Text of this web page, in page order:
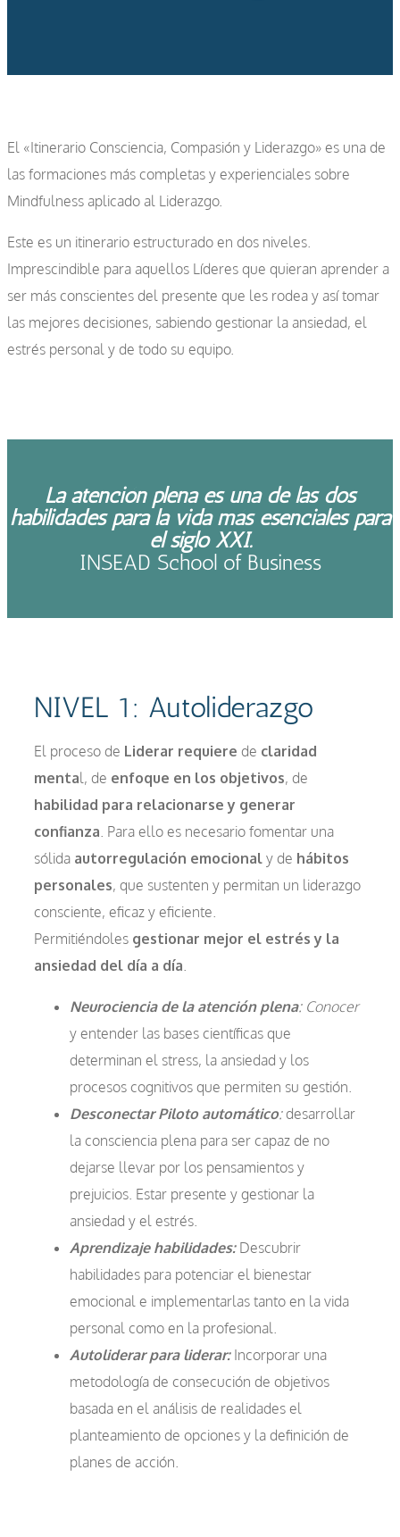
El «Itinerario Consciencia, Compasión y Liderazgo» es una de
las formaciones más completas y experienciales sobre
Mindfulness aplicado al Liderazgo.
Este es un itinerario estructurado en dos niveles.
Imprescindible para aquellos Líderes que quieran aprender a
ser más conscientes del presente que les rodea y así tomar
las mejores decisiones, sabiendo gestionar la ansiedad, el
estrés personal y de todo su equipo.
La atención plena es una de las dos
habilidades para la vida más esenciales para
el siglo XXI.
INSEAD School of Business
NIVEL 1: Autoliderazgo
El proceso de Liderar requiere de claridad
mental, de enfoque en los objetivos, de
habilidad para relacionarse y generar
confianza. Para ello es necesario fomentar una
sólida autorregulación emocional y de hábitos
personales, que sustenten y permitan un liderazgo
consciente, eficaz y eficiente.
Permitiéndoles gestionar mejor el estrés y la
ansiedad del día a día.
Neurociencia de la atención plena: Conocer
y entender las bases científicas que
determinan el stress, la ansiedad y los
procesos cognitivos que permiten su gestión.
Desconectar Piloto automático:desarrollar
la consciencia plena para ser capaz de no
dejarse llevar por los pensamientos y
prejuicios. Estar presente y gestionar la
ansiedad y el estrés.
Aprendizaje habilidades:Descubrir
habilidades para potenciar el bienestar
emocional e implementarlas tanto en la vida
personal como en la profesional.
Autoliderar para liderar:Incorporar una
metodología de consecución de objetivos
basada en el análisis de realidades el
planteamiento de opciones y la definición de
planes de acción.